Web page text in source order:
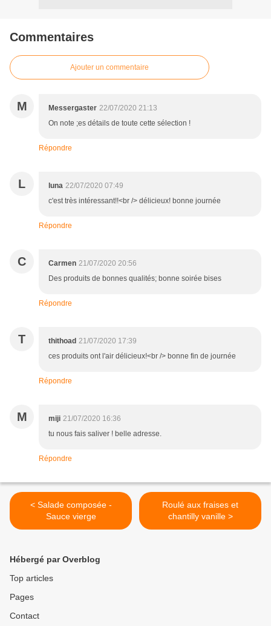
Commentaires
Ajouter un commentaire
M Messergaster 22/07/2020 21:13
On note ;es détails de toute cette sélection !
Répondre
L luna 22/07/2020 07:49
c'est très intéressant!!<br /> délicieux! bonne journée
Répondre
C Carmen 21/07/2020 20:56
Des produits de bonnes qualités; bonne soirée bises
Répondre
T thithoad 21/07/2020 17:39
ces produits ont l'air délicieux!<br /> bonne fin de journée
Répondre
M miji 21/07/2020 16:36
tu nous fais saliver ! belle adresse.
Répondre
< Salade composée -
Sauce vierge
Roulé aux fraises et
chantilly vanille >
Hébergé par Overblog
Top articles
Pages
Contact